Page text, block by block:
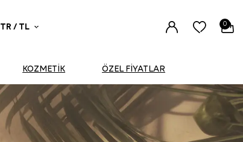
TR / TL 0
KOZMETİK ÖZEL FİYATLAR